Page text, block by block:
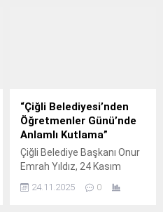
“Çiğli Belediyesi’nden
Öğretmenler Günü’nde
Anlamlı Kutlama”
Çiğli Belediye Başkanı Onur
Emrah Yıldız, 24 Kasım
öğretmen olan eşi Gamze
24.11.2025 0